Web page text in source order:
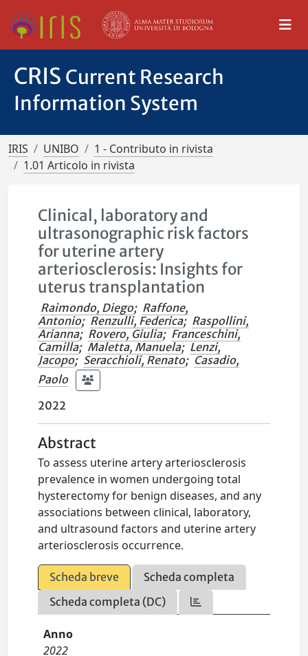
CRIS Current Research
Information System
IRIS UNIBO
1 - Contributo in rivista
1.01 Articolo in rivista
Clinical, laboratory and
ultrasonographic risk factors
for uterine artery
arteriosclerosis: Insights for
uterus transplantation
Raimondo, Diego; Raffone,
Antonio; Renzulli, Federica; Raspollini,
Arianna; Rovero, Giulia; Franceschini,
Camilla; Maletta, Manuela; Lenzi,
Jacopo; Seracchioli, Renato; Casadio,
Paolo
2022
Abstract
To assess uterine artery arteriosclerosis
prevalence in women undergoing total
hysterectomy for benign diseases, and any
associations between clinical, laboratory,
and ultrasound factors and uterine artery
arteriosclerosis occurrence.
Scheda breve
Scheda completa
Scheda completa (DC)
Anno
2022